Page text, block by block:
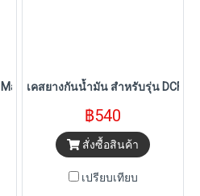
Dewalt (DCD806S1T-B1) พร้อมแบ
เคสยางกันน้ำมัน สำหรับรุ่น
฿540
สั่งซื้อสินค้า
เปรียบเทียบ